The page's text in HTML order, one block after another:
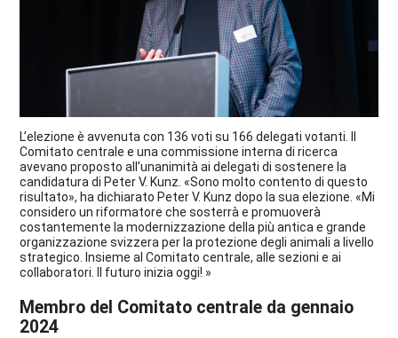
L’elezione è avvenuta con 136 voti su 166 delegati votanti. Il
Comitato centrale e una commissione interna di ricerca
avevano proposto all’unanimità ai delegati di sostenere la
candidatura di Peter V. Kunz. «Sono molto contento di questo
risultato», ha dichiarato Peter V. Kunz dopo la sua elezione. «Mi
considero un riformatore che sosterrà e promuoverà
costantemente la modernizzazione della più antica e grande
organizzazione svizzera per la protezione degli animali a livello
strategico. Insieme al Comitato centrale, alle sezioni e ai
collaboratori. Il futuro inizia oggi! »
Membro del Comitato centrale da gennaio
2024